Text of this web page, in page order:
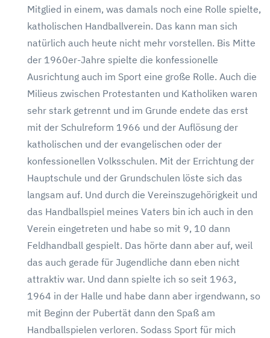
Mitglied in einem, was damals noch eine Rolle spielte,
katholischen Handballverein. Das kann man sich
natürlich auch heute nicht mehr vorstellen. Bis Mitte
der 1960er-Jahre spielte die konfessionelle
Ausrichtung auch im Sport eine große Rolle. Auch die
Milieus zwischen Protestanten und Katholiken waren
sehr stark getrennt und im Grunde endete das erst
mit der Schulreform 1966 und der Auflösung der
katholischen und der evangelischen oder der
konfessionellen Volksschulen. Mit der Errichtung der
Hauptschule und der Grundschulen löste sich das
langsam auf. Und durch die Vereinszugehörigkeit und
das Handballspiel meines Vaters bin ich auch in den
Verein eingetreten und habe so mit 9, 10 dann
Feldhandball gespielt. Das hörte dann aber auf, weil
das auch gerade für Jugendliche dann eben nicht
attraktiv war. Und dann spielte ich so seit 1963,
1964 in der Halle und habe dann aber irgendwann, so
mit Beginn der Pubertät dann den Spaß am
Handballspielen verloren. Sodass Sport für mich